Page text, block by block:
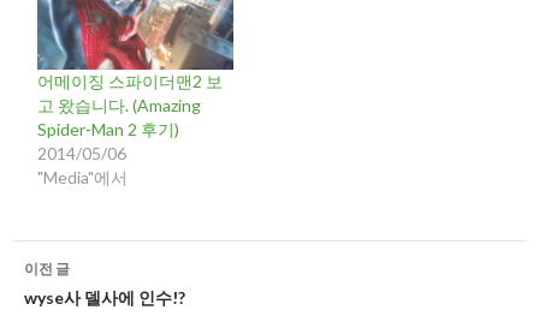
어메이징 스파이더맨2 보
고 왔습니다. (Amazing
Spider-Man 2 후기)
2014/05/06
"Media"에서
글
네
이전 글
wyse사 델사에 인수!?